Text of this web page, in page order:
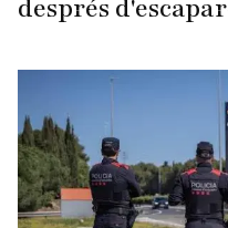
després